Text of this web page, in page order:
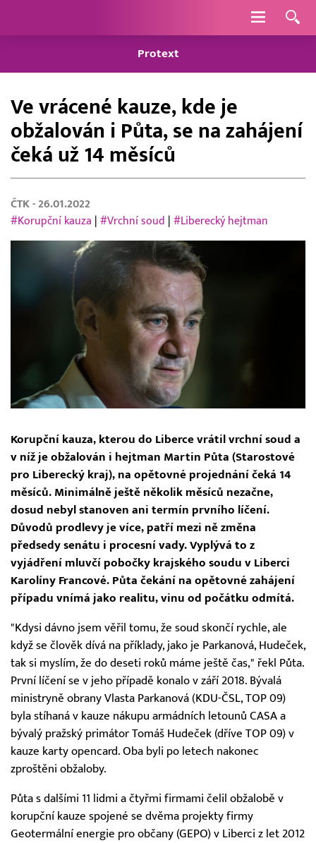
Navigace
Protext
Ve vrácené kauze, kde je
obžalován i Půta, se na zahájení
čeká už 14 měsíců
ČTK - 26.01.2022
#Korupční kauza
#Vrchní soud #Liberecký hejtman
Korupční kauza, kterou do Liberce vrátil vrchní soud a
v níž je obžalován i hejtman Martin Půta (Starostové
pro Liberecký kraj), na opětovné projednání čeká 14
měsíců. Minimálně ještě několik měsíců nezačne,
dosud nebyl stanoven ani termín prvního líčení.
Důvodů prodlevy je více, patří mezi ně změna
předsedy senátu i procesní vady. Vyplývá to z
vyjádření mluvčí pobočky krajského soudu v Liberci
Karolíny Francové. Půta čekání na opětovné zahájení
případu vnímá jako realitu, vinu od počátku odmítá.
"Kdysi dávno jsem věřil tomu, že soud skončí rychle, ale
když se člověk dívá na příklady, jako je Parkanová, Hudeček,
tak si myslím, že do deseti roků máme ještě čas," řekl Půta.
První líčení se v jeho případě konalo v září 2018. Bývalá
ministryně obrany Vlasta Parkanová (KDU-ČSL, TOP 09)
byla stíhaná v kauze nákupu armádních letounů CASA a
bývalý pražský primátor Tomáš Hudeček (dříve TOP 09) v
kauze karty opencard. Oba byli po letech nakonec
zproštěni obžaloby.
Půta s dalšími 11 lidmi a čtyřmi firmami čelil obžalobě v
korupční kauze spojené se dvěma projekty firmy
Geotermální energie pro občany (GEPO) v Liberci z let 2012